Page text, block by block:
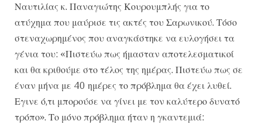
Ναυτιλίας κ. Παναγιώτης Κουρουμπλής για το
ατύχημα που μαύρισε τις ακτές του Σαρωνικού. Τόσο
στεναχωρημένος που αναγκάστηκε να ευλογήσει τα
γένια του: «Πιστεύω πως ήμασταν αποτελεσματικοί
και θα κριθούμε στο τέλος της ημέρας. Πιστεύω πως σε
έναν μήνα με 40 ημέρες το πρόβλημα θα έχει λυθεί.
Εγινε ό,τι μπορούσε να γίνει με τον καλύτερο δυνατό
τρόπο». Το μόνο πρόβλημα ήταν η γκαντεμιά: